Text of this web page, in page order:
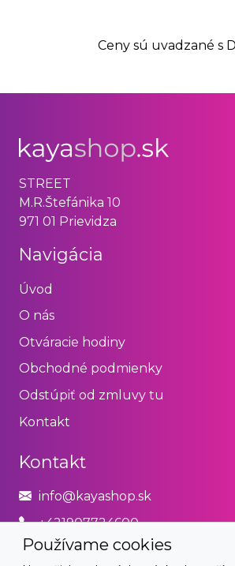
Ceny sú uvadzané s
Používame cookies
STREET
M.R.Štefánika 10
971 01 Prievidza
Navigácia
Úvod
O nás
Otváracie hodiny
Obchodné podmienky
Odstúpiť od zmluvy tu
Kontakt
Kontakt
info@kayashop.sk
+421907724600